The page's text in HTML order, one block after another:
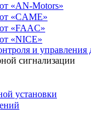
«AN-Motors»
«CAME»
«FAAC»
«NICE»
и управления
сигнализации
установки